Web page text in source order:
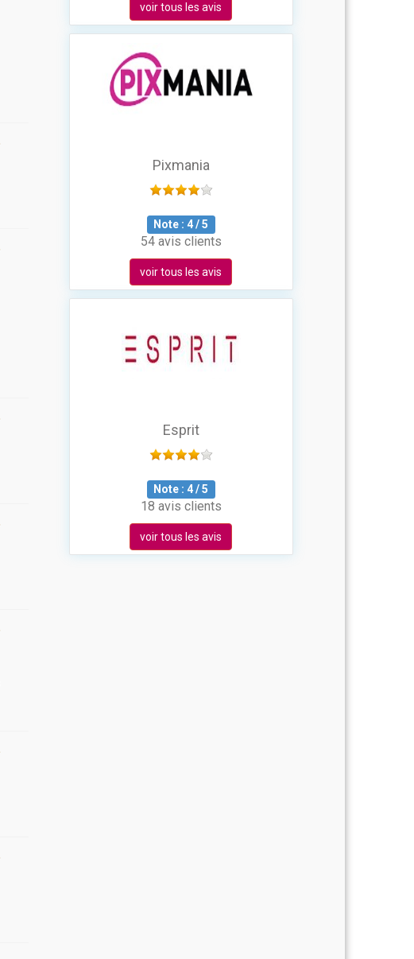
voir tous les avis
Pixmania
Note : 4/5
54 avis clients
voir tous les avis
Esprit
Note : 4/5
18 avis clients
voir tous les avis